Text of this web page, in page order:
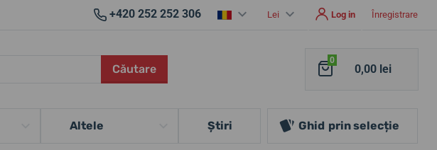
+420 252 252 306 Lei Log in Înregistrare
Căutare
0
0,00 lei
Altele Ştiri Ghid prin selecție